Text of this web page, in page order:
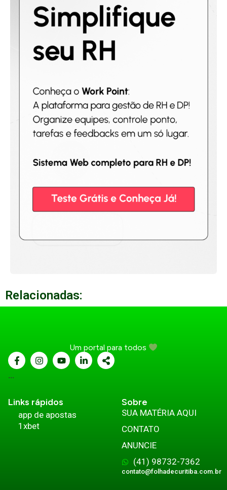
Relacionadas:
Um portal para todos
...
Links rápidos
app de apostas
1xbet
Sobre
SUA MATÉRIA AQUI
CONTATO
ANUNCIE
(41) 98732-7362
contato@folhadecuritiba.com.br